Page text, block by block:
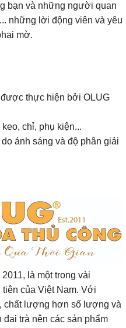
bạn và những người quan
những lời động viên và yêu
mờ.
thực hiện bởi OLUG
chỉ, phụ kiện...
ánh sáng và độ phân giải
là một trong vài
tiên của Việt Nam. Với
chất lượng hơn số lượng và
đại trà nên các sản phẩm